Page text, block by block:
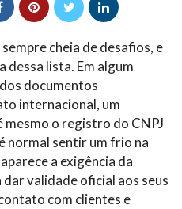
cheia de desafios, e
dessa lista. Em algum
documentos
internacional, um
o registro do CNPJ
normal sentir um frio na
a exigência da
validade oficial aos seus
com clientes e